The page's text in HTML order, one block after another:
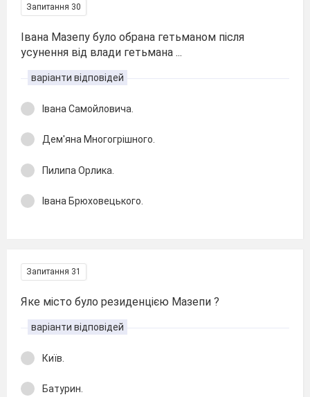
Запитання 30
Івана Мазепу було обрана гетьманом після
усунення від влади гетьмана ...
варіанти відповідей
Івана Самойловича.
Дем'яна Многогрішного.
Пилипа Орлика.
Івана Брюховецького.
Запитання 31
Яке місто було резиденцією Мазепи ?
варіанти відповідей
Київ.
Батурин.